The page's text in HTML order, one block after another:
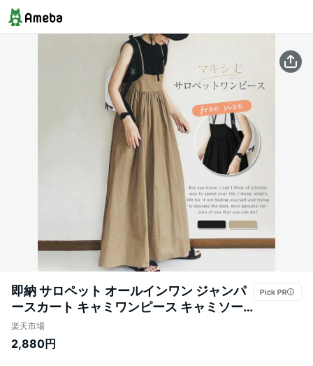
即納 サロペット オールインワン ジャンパ
ースカート キャミワンピース キャミソー
ル ワンピース レディース 春服 春 夏 キャ
ミソール ロングワンピース マキシ丈 無地
楽天市場
2,880円